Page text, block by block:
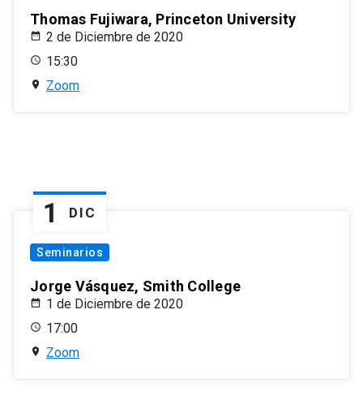
Thomas Fujiwara, Princeton University
2 de Diciembre de 2020
15:30
Zoom
1 DIC
Seminarios
Jorge Vásquez, Smith College
1 de Diciembre de 2020
17:00
Zoom